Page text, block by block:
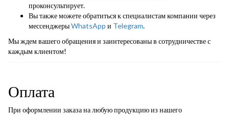
проконсультирует.
Вы также можете обратиться к специалистам компании через
мессенджерыWhatsApp и Telegram.
Мы ждем вашего обращения и заинтересованы в сотрудничестве с
каждым клиентом!
Оплата
При оформлении заказа на любую продукцию из нашего